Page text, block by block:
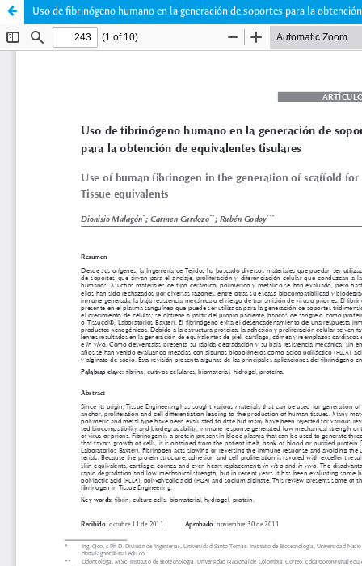
Uso de fibrinógeno humano en la generación de soportes para la